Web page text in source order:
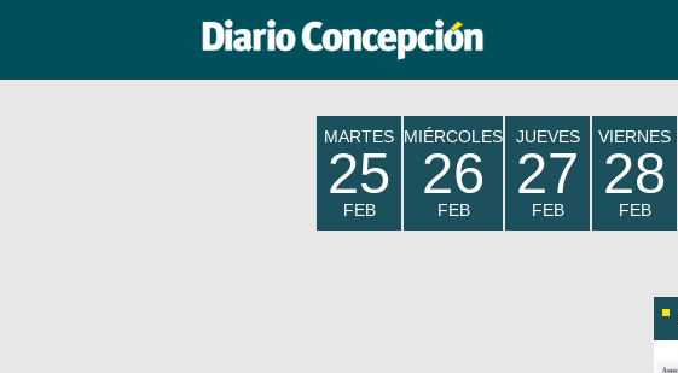
MARTES
25
FEB
MIÉRCOLES
26
FEB
JUEVES
27
FEB
VIERNES
28
FEB